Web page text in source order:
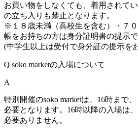
お買い物をしなくても、着用されて
の立ち入りも禁止となります。
※１８歳未満（高校生を含む）・７
帳をお持ちの方は身分証明書の提示
(中学生以上は受付で身分証の提示を
Q soko marketの入場について
A
特別開催のsoko marketは、16時まで
必要となります。16時以降の入場は
必要ありません。